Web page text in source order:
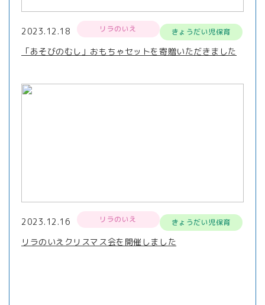
2023.12.18 リラのいえ きょうだい児保育
「あそびのむし」おもちゃセットを寄贈いただきました
2023.12.16 リラのいえ きょうだい児保育
リラのいえクリスマス会を開催しました